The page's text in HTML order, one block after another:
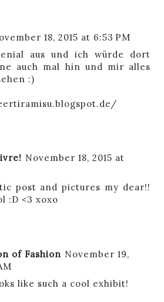
18, 2015 at 6:53 PM
aus und ich würde dort
auch mal hin und mir alles
:)
November 18, 2015 at
post and pictures my dear!!
:D <3 xoxo
of Fashion November 19,
like such a cool exhibit!